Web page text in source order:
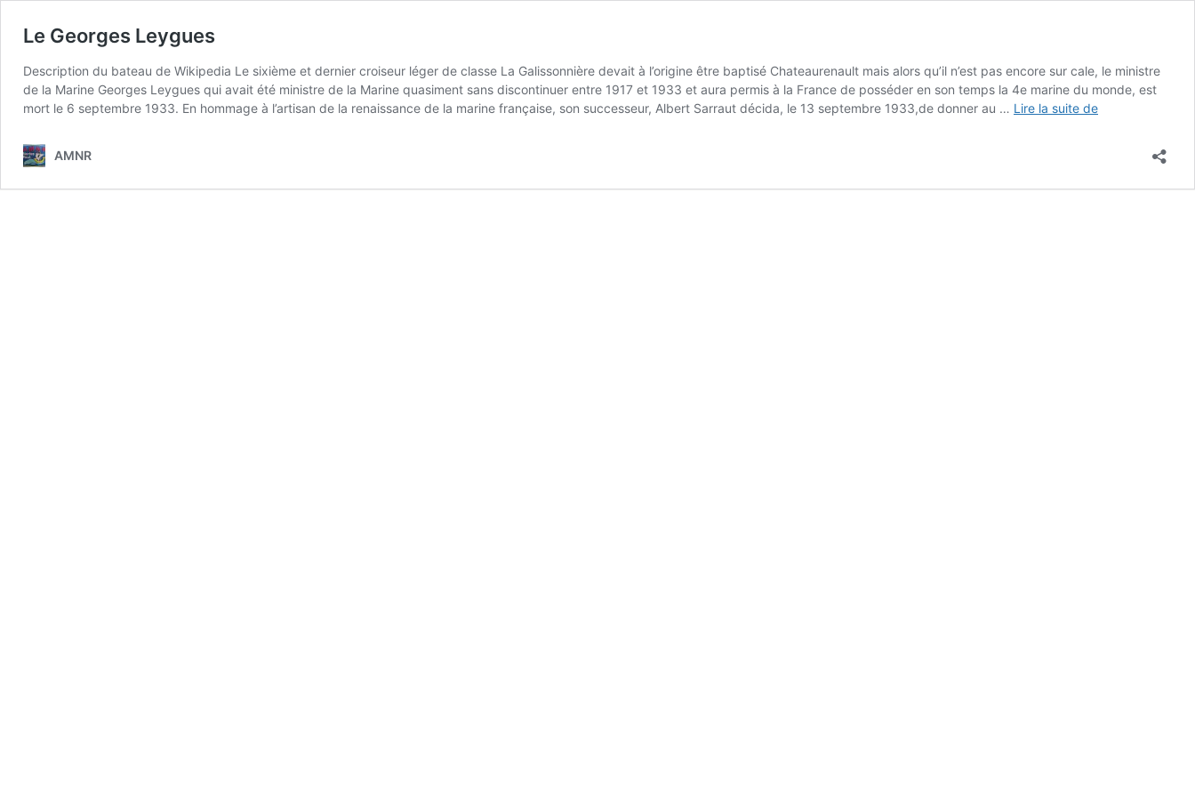
Le Georges Leygues
Description du bateau de Wikipedia Le sixième et dernier croiseur léger de classe La Galissonnière devait à l’origine être baptisé Chateaurenault mais alors qu’il n’est pas encore sur cale, le ministre
de la Marine Georges Leygues qui avait été ministre de la Marine quasiment sans discontinuer entre 1917 et 1933 et aura permis à la France de posséder en son temps la 4e marine du monde, est
mort le 6 septembre 1933. En hommage à l’artisan de la renaissance de la marine française, son successeur, Albert Sarraut décida, le 13 septembre 1933,de donner au … Lire la suite deLe
AMNR